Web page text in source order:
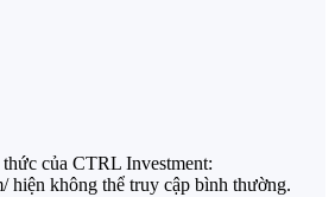
của CTRL Investment:
hiện không thể truy cập bình thường.